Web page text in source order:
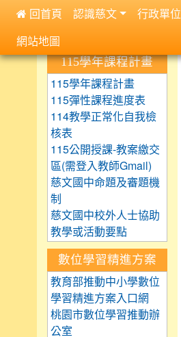
::: 115學年課程計畫
115學年課程計畫
115彈性課程進度表
114教學正常化自我檢
核表
115公開授課-教案繳交
區(需登入教師Gmail)
慈文國中命題及審題機
制
慈文國中校外人士協助
教學或活動要點
數位學習精進方案
教育部推動中小學數位
學習精進方案入口網
桃園市數位學習推動辦
公室
 回首頁 認識慈文 行政單位
網站地圖